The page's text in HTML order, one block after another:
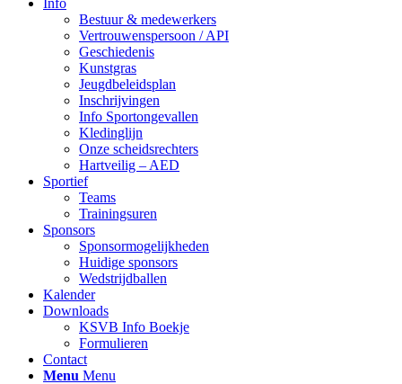
Info
Bestuur & medewerkers
Vertrouwenspersoon / API
Geschiedenis
Kunstgras
Jeugdbeleidsplan
Inschrijvingen
Info Sportongevallen
Kledinglijn
Onze scheidsrechters
Hartveilig – AED
Sportief
Teams
Trainingsuren
Sponsors
Sponsormogelijkheden
Huidige sponsors
Wedstrijdballen
Kalender
Downloads
KSVB Info Boekje
Formulieren
Contact
Menu Menu